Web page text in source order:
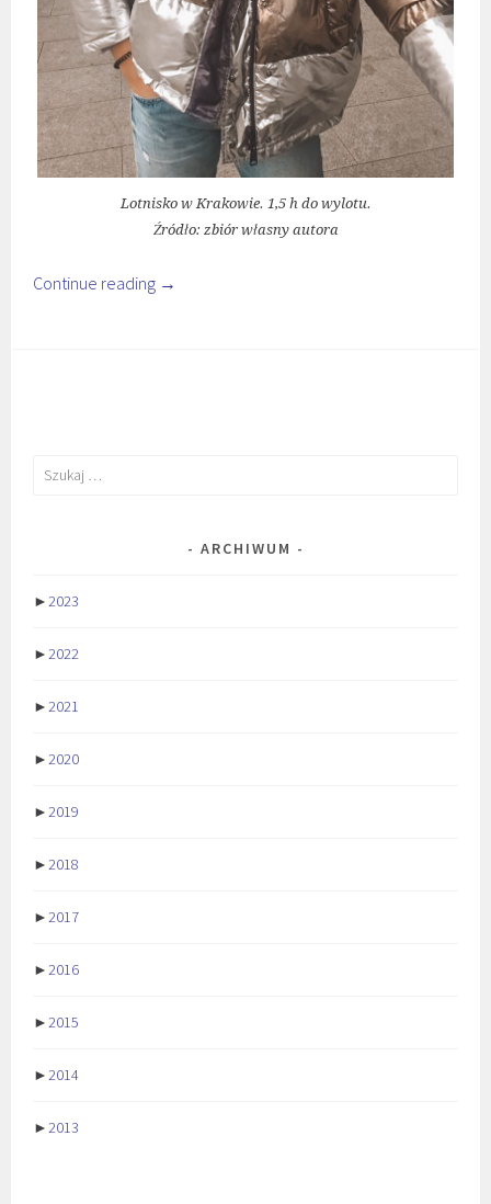
Lotnisko w Krakowie. 1,5 h do wylotu.
Źródło: zbiór własny autora
Continue reading →
Szukaj:
ARCHIWUM
►2023
►2022
►2021
►2020
►2019
►2018
►2017
►2016
►2015
►2014
►2013